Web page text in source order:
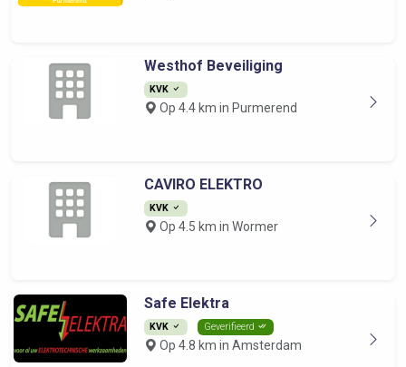
Westhof Beveiliging
KVK
Op 4.4 km in Purmerend
CAVIRO ELEKTRO
KVK
Op 4.5 km in Wormer
Safe Elektra
KVK Geverifieerd
Op 4.8 km in Amsterdam